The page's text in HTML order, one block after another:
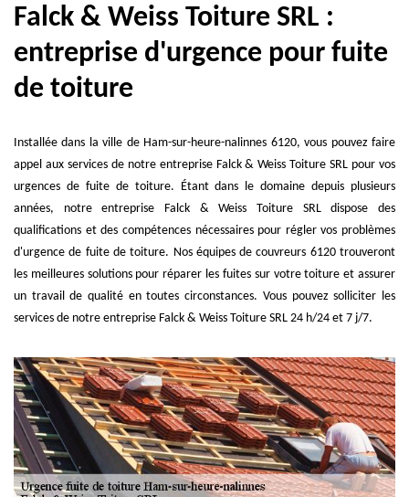
Falck & Weiss Toiture SRL :
entreprise d'urgence pour fuite
de toiture
Installée dans la ville de Ham-sur-heure-nalinnes 6120, vous pouvez faire
appel aux services de notre entreprise Falck & Weiss Toiture SRL pour vos
urgences de fuite de toiture. Étant dans le domaine depuis plusieurs
années, notre entreprise Falck & Weiss Toiture SRL dispose des
qualifications et des compétences nécessaires pour régler vos problèmes
d'urgence de fuite de toiture. Nos équipes de couvreurs 6120 trouveront
les meilleures solutions pour réparer les fuites sur votre toiture et assurer
un travail de qualité en toutes circonstances. Vous pouvez solliciter les
services de notre entreprise Falck & Weiss Toiture SRL 24 h/24 et 7 j/7.